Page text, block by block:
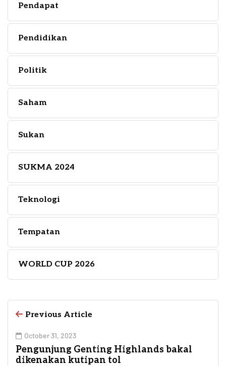
Pendapat
Pendidikan
Politik
Saham
Sukan
SUKMA 2024
Teknologi
Tempatan
WORLD CUP 2026
Previous Article
October 31, 2023
Pengunjung Genting Highlands bakal
dikenakan kutipan tol